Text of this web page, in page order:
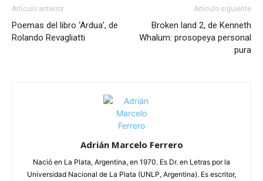
Artículo anterior
Poemas del libro ‘Ardua’, de
Rolando Revagliatti
Artículo siguiente
Broken land 2, de Kenneth
Whalum: prosopeya personal
pura
Adrián Marcelo Ferrero
Nació en La Plata, Argentina, en 1970. Es Dr. en Letras por la
Universidad Nacional de La Plata (UNLP, Argentina). Es escritor,